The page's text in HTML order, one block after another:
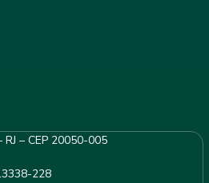
– CEP 20050-005
228